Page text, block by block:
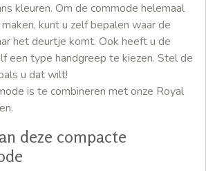
kleuren. Om de commode helemaal
kunt u zelf bepalen waar de
het deurtje komt. Ook heeft u de
een type handgreep te kiezen. Stel de
u dat wilt!
is te combineren met onze Royal
deze compacte